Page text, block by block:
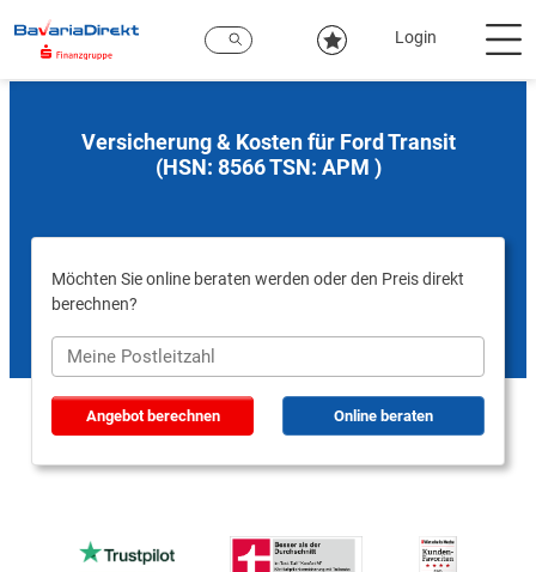
Hauptinhalt
Login
Versicherung & Kosten für Ford Transit
(HSN: 8566 TSN: APM )
Möchten Sie online beraten werden oder den Preis direkt
berechnen?
Angebot berechnen Online beraten